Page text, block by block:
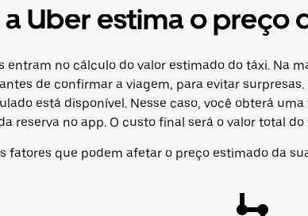
Uber estima o preço
entram no cálculo do valor estimado do táxi. Na
de confirmar a viagem, para evitar
está disponível. Nesse caso, você obterá
reserva no app. O custo final será o valor total
fatores que podem afetar o preço estimado da